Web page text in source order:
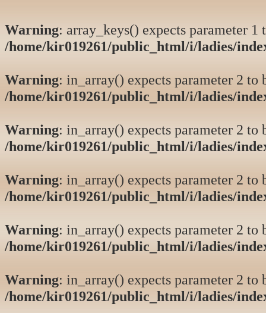
Warning: array_keys() expects parameter
/home/kir019261/public_html/i/ladies/
Warning: in_array() expects parameter 2 to
/home/kir019261/public_html/i/ladies/
Warning: in_array() expects parameter 2 to
/home/kir019261/public_html/i/ladies/
Warning: in_array() expects parameter 2 to
/home/kir019261/public_html/i/ladies/
Warning: in_array() expects parameter 2 to
/home/kir019261/public_html/i/ladies/
Warning: in_array() expects parameter 2 to
/home/kir019261/public_html/i/ladies/